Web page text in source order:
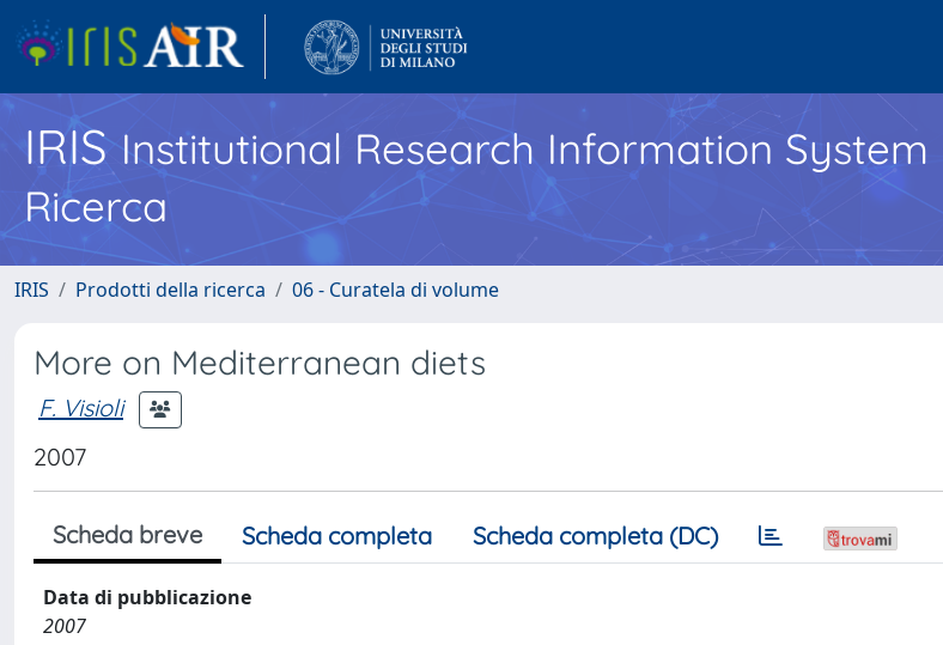
IRISInstitutional Research Information System
Ricerca
IRIS Prodotti della ricerca 06 - Curatela di volume
More on Mediterranean diets
F. Visioli
2007
Scheda breve Scheda completa Scheda completa (DC)
Data di pubblicazione
2007